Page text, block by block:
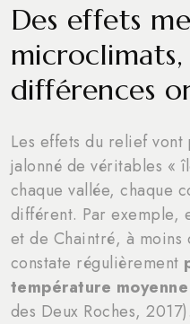
Des effets
différences
Les effets du relief
jalonné de véritables «
chaque vallée, chaque
différent. Par exemple,
et de Chaintré, à moins
constate régulièrement
température
des Deux Roches, 2017).